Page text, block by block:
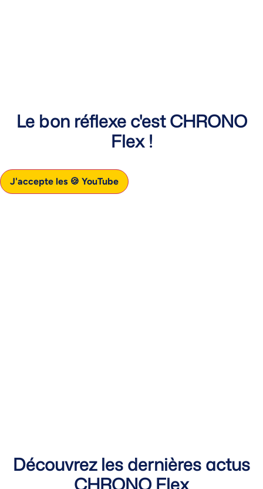
Le bon réflexe c'est CHRONO
Flex !
J'accepte les 🍪 YouTube
Découvrez les dernières actus